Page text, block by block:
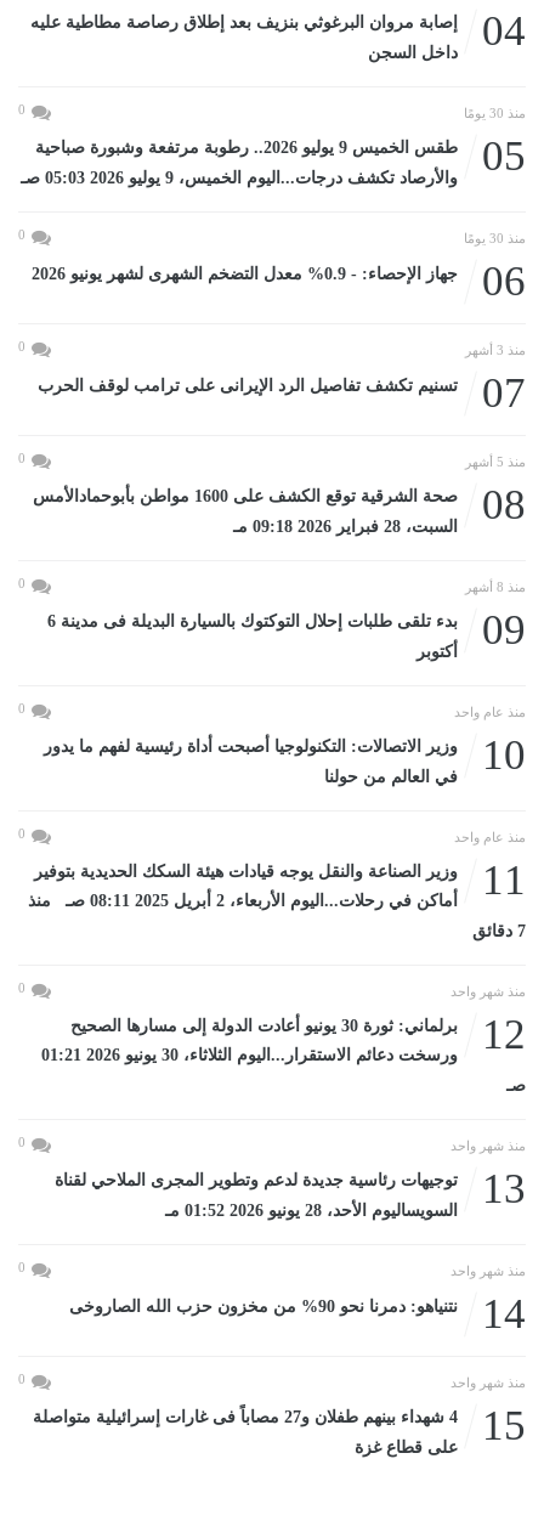
04
إصابة مروان البرغوثي بنزيف بعد إطلاق رصاصة مطاطية عليه
داخل السجن
منذ 30 يومًا 0
05
طقس الخميس 9 يوليو 2026.. رطوبة مرتفعة وشبورة صباحية
والأرصاد تكشف درجات...اليوم الخميس، 9 يوليو 2026 05:03 صـ
منذ 30 يومًا 0
06 جهاز الإحصاء: - 0.9% معدل التضخم الشهرى لشهر يونيو 2026
منذ 3 أشهر 0
07 تسنيم تكشف تفاصيل الرد الإيرانى على ترامب لوقف الحرب
منذ 5 أشهر 0
08
صحة الشرقية توقع الكشف على 1600 مواطن بأبوحمادالأمس
السبت، 28 فبراير 2026 09:18 مـ
منذ 8 أشهر 0
09
بدء تلقى طلبات إحلال التوكتوك بالسيارة البديلة فى مدينة 6
أكتوبر
منذ عام واحد 0
10
وزير الاتصالات: التكنولوجيا أصبحت أداة رئيسية لفهم ما يدور
في العالم من حولنا
منذ عام واحد 0
11
وزير الصناعة والنقل يوجه قيادات هيئة السكك الحديدية بتوفير
أماكن في رحلات...اليوم الأربعاء، 2 أبريل 2025 08:11 صـ منذ
7 دقائق
منذ شهر واحد 0
12
برلماني: ثورة 30 يونيو أعادت الدولة إلى مسارها الصحيح
ورسخت دعائم الاستقرار...اليوم الثلاثاء، 30 يونيو 2026 01:21
صـ
منذ شهر واحد 0
13
توجيهات رئاسية جديدة لدعم وتطوير المجرى الملاحي لقناة
السويساليوم الأحد، 28 يونيو 2026 01:52 مـ
منذ شهر واحد 0
14 نتنياهو: دمرنا نحو 90% من مخزون حزب الله الصاروخى
منذ شهر واحد 0
15
4 شهداء بينهم طفلان و27 مصاباً فى غارات إسرائيلية متواصلة
على قطاع غزة